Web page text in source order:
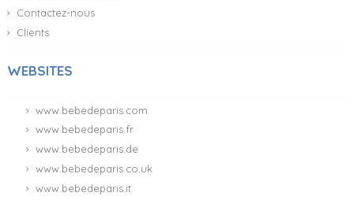
Contactez-nous
Clients
WEBSITES
www.bebedeparis.com
www.bebedeparis.fr
www.bebedeparis.de
www.bebedeparis.co.uk
www.bebedeparis.it